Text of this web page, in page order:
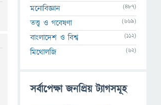
মনোবিজ্ঞান (487)
তত্ত্ব ও গবেষণা (669)
বাংলাদেশ ও বিশ্ব (112)
মিথোলজি (62)
সর্বাপেক্ষা জনপ্রিয় ট্যাগসমূহ